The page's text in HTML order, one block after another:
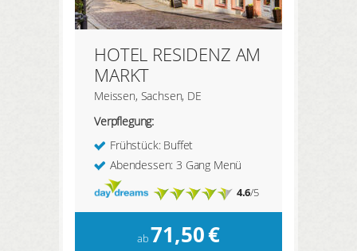
HOTEL RESIDENZ AM
MARKT
Meissen, Sachsen, DE
Verpflegung:
Frühstück: Buffet
Abendessen: 3 Gang Menü
4.6/5
ab71,50€